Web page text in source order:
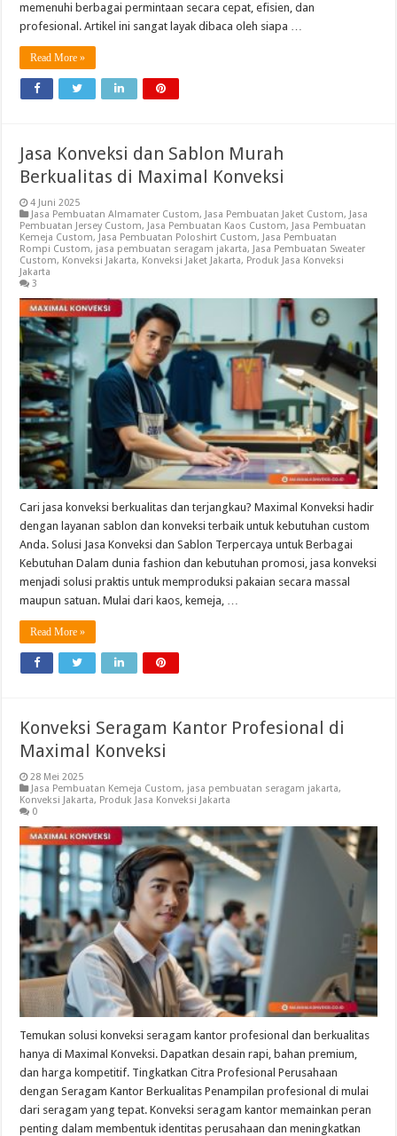
memenuhi berbagai permintaan secara cepat, efisien, dan
profesional. Artikel ini sangat layak dibaca oleh siapa …
Read More »
Jasa Konveksi dan Sablon Murah
Berkualitas di Maximal Konveksi
4 Juni 2025
Jasa Pembuatan Almamater Custom, Jasa Pembuatan Jaket Custom,
Jasa
Pembuatan Jersey Custom, Jasa Pembuatan Kaos Custom,
Jasa Pembuatan
Kemeja Custom, Jasa Pembuatan Poloshirt Custom,
Jasa Pembuatan
Rompi Custom, jasa pembuatan seragam jakarta,
Jasa Pembuatan Sweater
Custom, Konveksi Jakarta, Konveksi Jaket Jakarta, Produk Jasa Konveksi
Jakarta
3
Cari jasa konveksi berkualitas dan terjangkau? Maximal Konveksi hadir
dengan layanan sablon dan konveksi terbaik untuk kebutuhan custom
Anda. Solusi Jasa Konveksi dan Sablon Terpercaya untuk Berbagai
Kebutuhan Dalam dunia fashion dan kebutuhan promosi, jasa konveksi
menjadi solusi praktis untuk memproduksi pakaian secara massal
maupun satuan. Mulai dari kaos, kemeja, …
Read More »
Konveksi Seragam Kantor Profesional di
Maximal Konveksi
28 Mei 2025
Jasa Pembuatan Kemeja Custom, jasa pembuatan seragam jakarta,
Konveksi Jakarta, Produk Jasa Konveksi Jakarta
0
Temukan solusi konveksi seragam kantor profesional dan berkualitas
hanya di Maximal Konveksi. Dapatkan desain rapi, bahan premium,
dan harga kompetitif. Tingkatkan Citra Profesional Perusahaan
dengan Seragam Kantor Berkualitas Penampilan profesional di mulai
dari seragam yang tepat. Konveksi seragam kantor memainkan peran
penting dalam membentuk identitas perusahaan dan meningkatkan